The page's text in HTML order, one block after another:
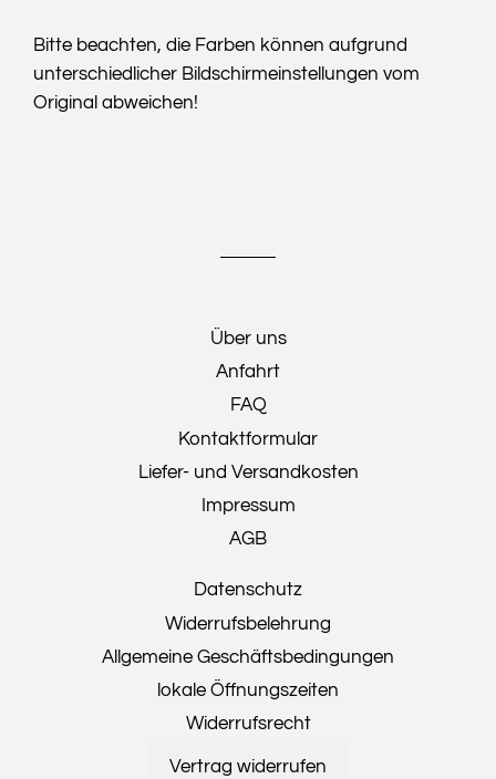
Bitte beachten, die Farben können aufgrund
unterschiedlicher Bildschirmeinstellungen vom
Original abweichen!
Über uns
Anfahrt
FAQ
Kontaktformular
Liefer- und Versandkosten
Impressum
AGB
Datenschutz
Widerrufsbelehrung
Allgemeine Geschäftsbedingungen
lokale Öffnungszeiten
Widerrufsrecht
Vertrag widerrufen